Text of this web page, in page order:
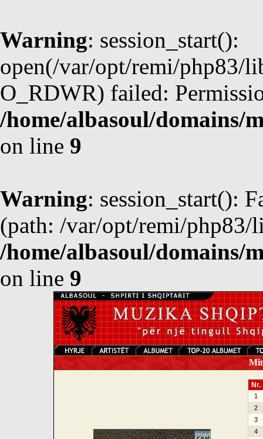
Warning: session_start():
open(/var/opt/remi/php83/
O_RDWR) failed:
/home/albasoul/domains/
on line 9
Warning: session_start():
(path: /var/opt/remi/php83/
/home/albasoul/domains/
on line 9
Nr.
1
2
3
4